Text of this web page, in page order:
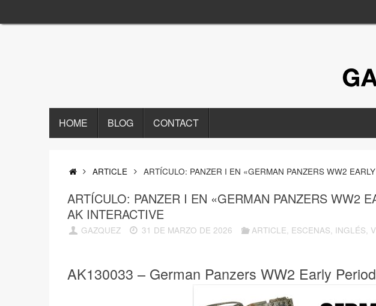
al
CONTENIDO
HOME BLOG CONTACT
INICIOARTICLE ARTÍCULO: PANZER I EN «GERMAN PANZERS WW2
ARTÍCULO: PANZER I EN «GERMAN PANZERS WW2
AK INTERACTIVE
GAZQUEZ 31 DE MARZO DE 2026 ARTICLE ESCENAS INGLÉS
AK130033 – German Panzers WW2 Early